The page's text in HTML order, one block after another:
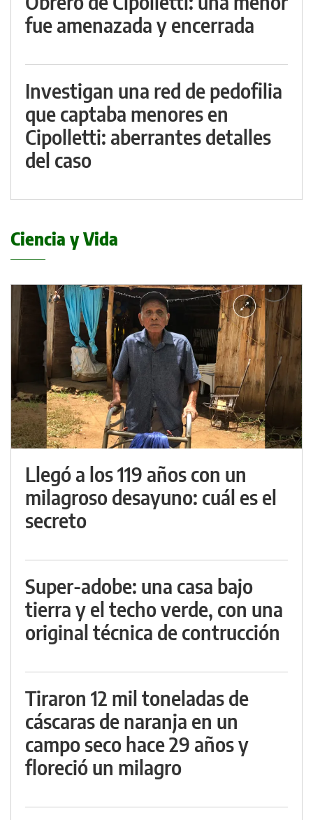
fue amenazada y encerrada
Investigan una red de pedofilia
que captaba menores en
Cipolletti: aberrantes detalles
del caso
Ciencia y Vida
Llegó a los 119 años con un
milagroso desayuno: cuál es el
secreto
Super-adobe: una casa bajo
tierra y el techo verde, con una
original técnica de contrucción
Tiraron 12 mil toneladas de
cáscaras de naranja en un
campo seco hace 29 años y
floreció un milagro